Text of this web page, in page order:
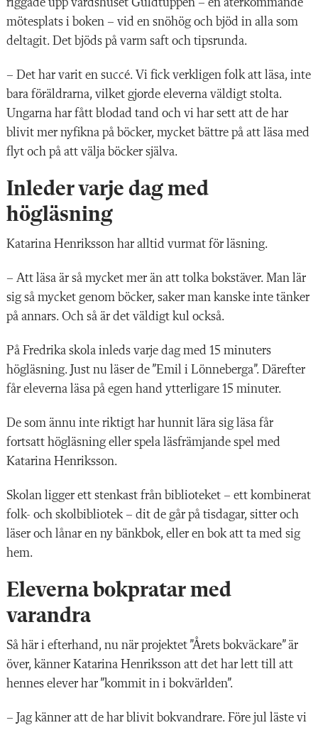
mötesplats i boken – vid en snöhög och bjöd in alla som
deltagit. Det bjöds på varm saft och tipsrunda.
– Det har varit en succé. Vi fick verkligen folk att läsa, inte
bara föräldrarna, vilket gjorde eleverna väldigt stolta.
Ungarna har fått blodad tand och vi har sett att de har
blivit mer nyfikna på böcker, mycket bättre på att läsa med
flyt och på att välja böcker själva.
Inleder varje dag med
högläsning
Katarina Henriksson har alltid vurmat för läsning.
– Att läsa är så mycket mer än att tolka bokstäver. Man lär
sig så mycket genom böcker, saker man kanske inte tänker
på annars. Och så är det väldigt kul också.
På Fredrika skola inleds varje dag med 15 minuters
högläsning. Just nu läser de ”Emil i Lönneberga”. Därefter
får eleverna läsa på egen hand ytterligare 15 minuter.
De som ännu inte riktigt har hunnit lära sig läsa får
fortsatt högläsning eller spela läsfrämjande spel med
Katarina Henriksson.
Skolan ligger ett stenkast från biblioteket – ett kombinerat
folk- och skolbibliotek – dit de går på tisdagar, sitter och
läser och lånar en ny bänkbok, eller en bok att ta med sig
hem.
Eleverna bokpratar med
varandra
Så här i efterhand, nu när projektet ”Årets bokväckare” är
över, känner Katarina Henriksson att det har lett till att
hennes elever har ”kommit in i bokvärlden”.
– Jag känner att de har blivit bokvandrare. Före jul läste vi